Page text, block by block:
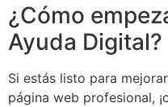
¿Cómo
Ayuda Digital?
Si estás listo para
página web profesional,